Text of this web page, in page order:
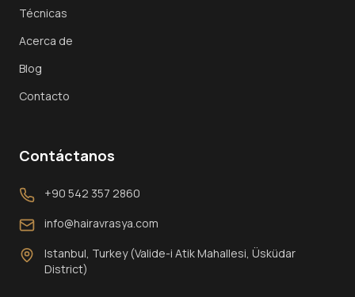
Técnicas
Acerca de
Blog
Contacto
Contáctanos
+90 542 357 2860
info@hairavrasya.com
Istanbul, Turkey (Valide-i Atik Mahallesi, Üsküdar
District)